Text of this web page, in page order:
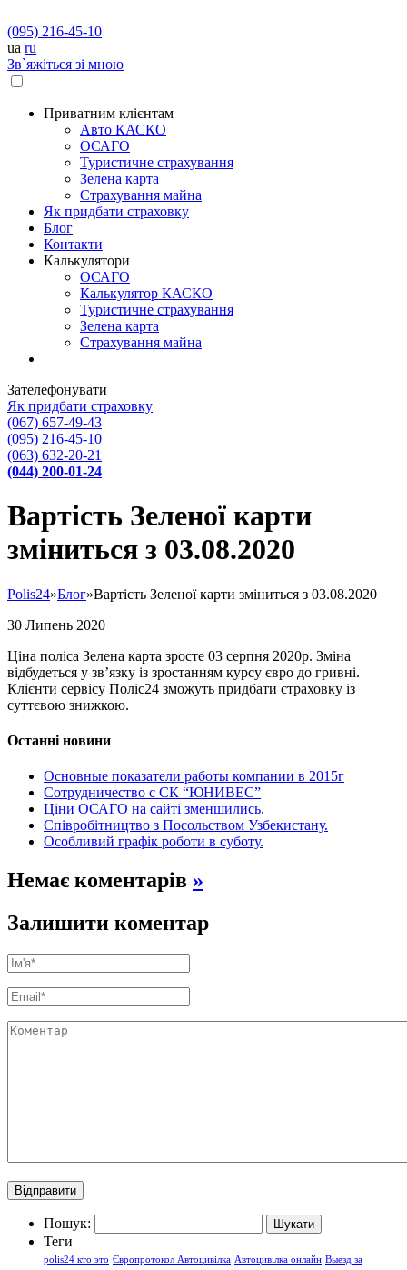
(095) 216-45-10
ua ru
Зв`яжіться зі мною
Приватним клієнтам
Авто КАСКО
OСАГО
Туристичне страхування
Зелена карта
Страхування майна
Як придбати страховку
Блог
Контакти
Калькулятори
OСАГО
Калькулятор КАСКО
Туристичне страхування
Зелена карта
Страхування майна
Зателефонувати
Як придбати страховку
(067) 657-49-43
(095) 216-45-10
(063) 632-20-21
(044) 200-01-24
Вартість Зеленої карти
зміниться з 03.08.2020
Polis24»Блог»Вартість Зеленої карти зміниться з 03.08.2020
30 Липень 2020
Ціна поліса Зелена карта зросте 03 серпня 2020р. Зміна
відбудеться у зв’язку із зростанням курсу євро до гривні.
Клієнти сервісу Поліс24 зможуть придбати страховку із
суттєвою знижкою.
Останні новини
Основные показатели работы компании в 2015г
Сотрудничество с СК “ЮНИВЕС”
Ціни ОСАГО на сайті зменшились.
Співробітництво з Посольством Узбекистану.
Особливий графік роботи в суботу.
Немає коментарів »
Залишити коментар
Пошук:
Теги
polis24 кто это Європротокол Автоцивілка Автоцивілка онлайн Выезд за